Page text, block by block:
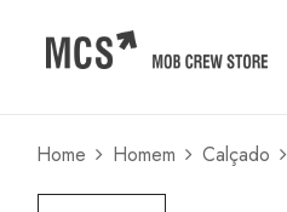
Home Homem Calçado